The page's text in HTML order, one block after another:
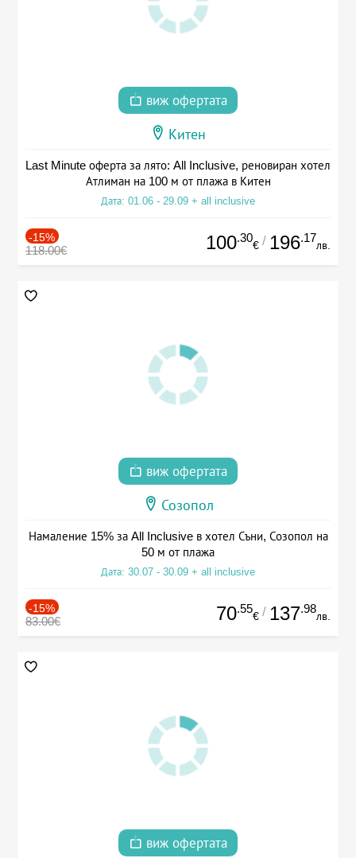
виж офертата
Китен
Last Minute оферта за лято: All Inclusive, реновиран хотел
Атлиман на 100 м от плажа в Китен
Дата: 01.06 - 29.09 + all inclusive
-15%
118.00€ 100.30
€ / 196.17
лв.
виж офертата
Созопол
Намаление 15% за All Inclusive в хотел Съни, Созопол на
50 м от плажа
Дата: 30.07 - 30.09 + all inclusive
-15%
83.00€ 70.55
€ / 137.98
лв.
виж офертата